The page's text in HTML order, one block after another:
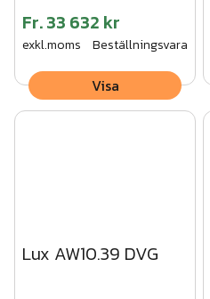
Fr.33 632 kr
exkl.moms Beställningsvara
Visa
Lux AW10.39 DVG